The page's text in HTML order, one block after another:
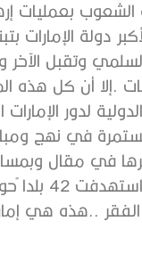
بعمليات
دولة الإمارات
وتقبل
.إلا أن كل هذه
لدور
في نهج
تجاوزت
..هذه هي